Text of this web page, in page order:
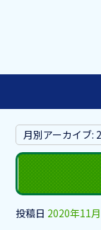
月別アーカイブ:
投稿日 2020年11